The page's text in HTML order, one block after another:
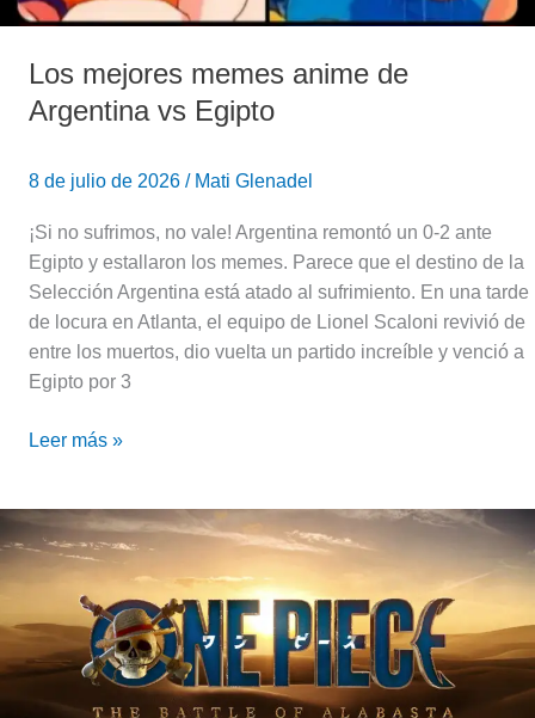
Los mejores memes anime de
Argentina vs Egipto
8 de julio de 2026 / Mati Glenadel
¡Si no sufrimos, no vale! Argentina remontó un 0-2 ante
Egipto y estallaron los memes. Parece que el destino de la
Selección Argentina está atado al sufrimiento. En una tarde
de locura en Atlanta, el equipo de Lionel Scaloni revivió de
entre los muertos, dio vuelta un partido increíble y venció a
Egipto por 3
Leer más »
One
Piece
Temporada
«La